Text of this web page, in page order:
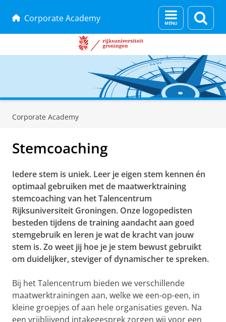
Corporate Academy
Menu
en
Corporate Academy
Stemcoaching
Iedere stem is uniek. Leer je eigen stem kennen én
optimaal gebruiken met de maatwerktraining
stemcoaching van het Talencentrum
Rijksuniversiteit Groningen. Onze logopedisten
besteden tijdens de training aandacht aan goed
stemgebruik en leren je wat de kracht van jouw
stem is. Zo weet jij hoe je je stem bewust gebruikt
om duidelijker, steviger of dynamischer te spreken.
Bij het Talencentrum bieden we verschillende
maatwerktrainingen aan, welke we een-op-een, in
kleine groepjes of aan hele organisaties geven. Na
een vrijblijvend intakegesprek zorgen wij voor een